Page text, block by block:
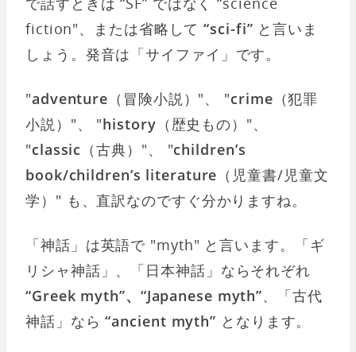
fiction"、または省略して“sci-fi” と言いま
しょう。発音は「サイファイ」です。
"adventure （冒険小説）"、 "crime （犯罪
小説）"、 "history （歴史もの）"、
"classic （古典）"、 "children’s
book/children’s literature （児童書/児童文
学）" も、直訳なのですぐ分かりますね。
「神話」は英語で "myth" と言います。「ギ
リシャ神話」、「日本神話」ならそれぞれ
“Greek myth”、“Japanese myth”、「古代
神話」なら“ancient myth” となります。